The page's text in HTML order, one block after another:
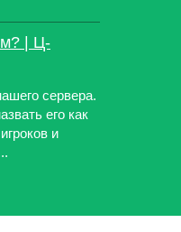
| Ц-
сервера.
его как
и